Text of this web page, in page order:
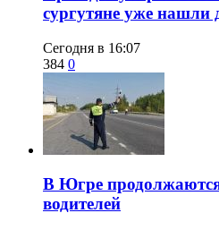
сургутяне уже нашли
Сегодня в 16:07
384 0
​В Югре
водителей